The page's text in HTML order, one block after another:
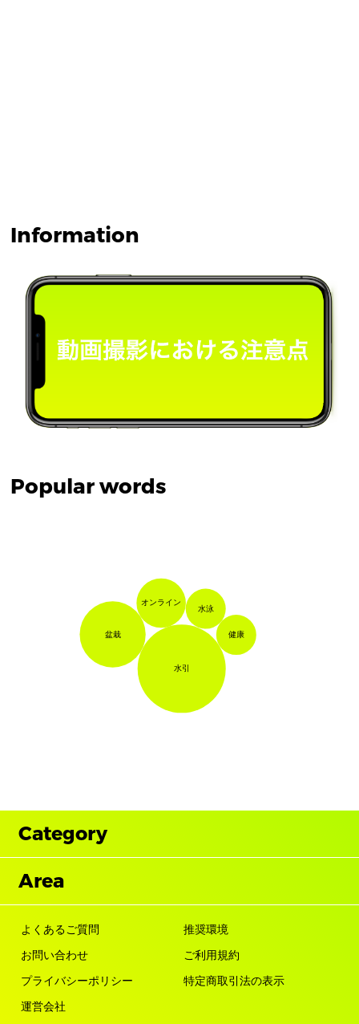
Information
Popular words
水泳
健康
オンライン
盆栽
水引
Category
Area
よくあるご質問
推奨環境
お問い合わせ
ご利用規約
プライバシーポリシー
特定商取引法の表示
運営会社